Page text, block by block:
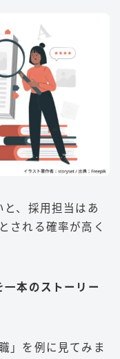
、採用担当はあ
される確率が高く
一本のストーリー
」を例に見てみま